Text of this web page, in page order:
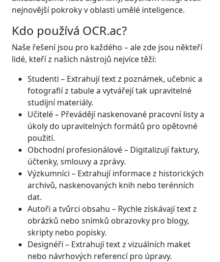
nejnovější pokroky v oblasti umělé inteligence.
Kdo používá OCR.ac?
Naše řešení jsou pro každého – ale zde jsou někteří
lidé, kteří z našich nástrojů nejvíce těží:
Studenti – Extrahují text z poznámek, učebnic a
fotografií z tabule a vytvářejí tak upravitelné
studijní materiály.
Učitelé – Převádějí naskenované pracovní listy a
úkoly do upravitelných formátů pro opětovné
použití.
Obchodní profesionálové – Digitalizují faktury,
účtenky, smlouvy a zprávy.
Výzkumníci – Extrahují informace z historických
archivů, naskenovaných knih nebo terénních
dat.
Autoři a tvůrci obsahu – Rychle získávají text z
obrázků nebo snímků obrazovky pro blogy,
skripty nebo popisky.
Designéři – Extrahují text z vizuálních maket
nebo návrhových referencí pro úpravy.